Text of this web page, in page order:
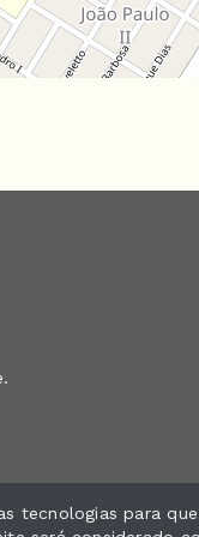
tecnologias para